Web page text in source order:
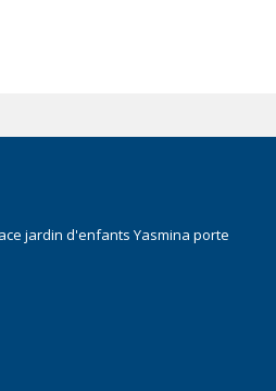
jardin d'enfants Yasmina porte